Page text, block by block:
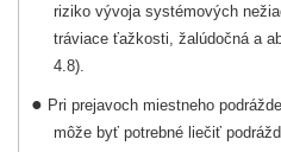
riziko vývoja systémových
tráviace ťažkosti, žalúdočná a
4.8).
● Pri prejavoch miestneho
môže byť potrebné liečiť